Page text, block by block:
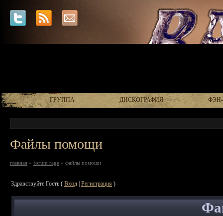
ГРУППА ДИСКОГРАФИЯ
Файлы помощи
главная » forum rage » файлы помощи
Здравствуйте Гость ( Вход Регистрация )